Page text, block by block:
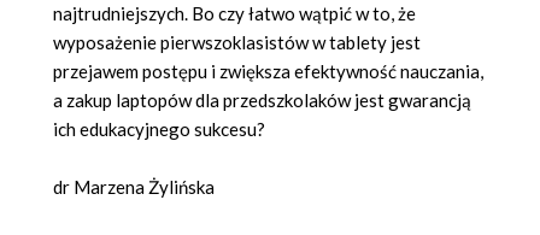
najtrudniejszych. Bo czy łatwo wątpić w to, że
wyposażenie pierwszoklasistów w tablety jest
przejawem postępu i zwiększa efektywność nauczania,
a zakup laptopów dla przedszkolaków jest gwarancją
ich edukacyjnego sukcesu?
dr Marzena Żylińska